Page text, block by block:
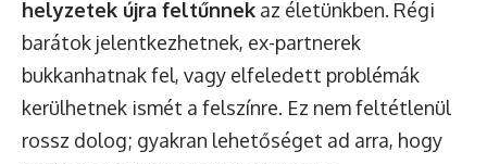
helyzetek újra feltűnnek az életünkben. Régi
barátok jelentkezhetnek, ex-partnerek
bukkanhatnak fel, vagy elfeledett problémák
kerülhetnek ismét a felszínre. Ez nem feltétlenül
rossz dolog; gyakran lehetőséget ad arra, hogy